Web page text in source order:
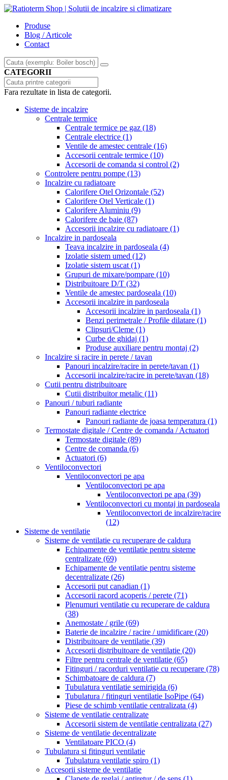
Produse
Blog / Articole
Contact
CATEGORII
Fara rezultate in lista de categorii.
Sisteme de incalzire
Centrale termice
Centrale termice pe gaz (18)
Centrale electrice (1)
Ventile de amestec centrale (16)
Accesorii centrale termice (10)
Accesorii de comanda si control (2)
Controlere pentru pompe (13)
Incalzire cu radiatoare
Calorifere Otel Orizontale (52)
Calorifere Otel Verticale (1)
Calorifere Aluminiu (9)
Calorifere de baie (87)
Accesorii incalzire cu radiatoare (1)
Incalzire in pardoseala
Teava incalzire in pardoseala (4)
Izolatie sistem umed (12)
Izolatie sistem uscat (1)
Grupuri de mixare/pompare (10)
Distribuitoare D/T (32)
Ventile de amestec pardoseala (10)
Accesorii incalzire in pardoseala
Accesorii incalzire in pardoseala (1)
Benzi perimetrale / Profile dilatare (1)
Clipsuri/Cleme (1)
Curbe de ghidaj (1)
Produse auxiliare pentru montaj (2)
Incalzire si racire in perete / tavan
Panouri incalzire/racire in perete/tavan (1)
Accesorii incalzire/racire in perete/tavan (18)
Cutii pentru distribuitoare
Cutii distribuitor metalic (11)
Panouri / tuburi radiante
Panouri radiante electrice
Panouri radiante de joasa temperatura (1)
Termostate digitale / Centre de comanda / Actuatori
Termostate digitale (89)
Centre de comanda (6)
Actuatori (6)
Ventiloconvectori
Ventiloconvectori pe apa
Ventiloconvectori pe apa
Ventiloconvectori pe apa (39)
Ventiloconvectori cu montaj in pardoseala
Ventiloconvectori de incalzire/racire
(12)
Sisteme de ventilatie
Sisteme de ventilatie cu recuperare de caldura
Echipamente de ventilatie pentru sisteme
centralizate (69)
Echipamente de ventilatie pentru sisteme
decentralizate (26)
Accesorii put canadian (1)
Accesorii racord acoperis / perete (71)
Plenumuri ventilatie cu recuperare de caldura
(38)
Anemostate / grile (69)
Baterie de incalzire / racire / umidificare (20)
Distribuitoare de ventilatie (39)
Accesorii distribuitoare de ventilatie (20)
Filtre pentru centrale de ventilatie (65)
Fitinguri / racorduri ventilatie cu recuperare (78)
Schimbatoare de caldura (7)
Tubulatura ventilatie semirigida (6)
Tubulatura / fitinguri ventilatie IsoPipe (64)
Piese de schimb ventilatie centralizata (4)
Sisteme de ventilatie centralizate
Accesorii sistem de ventilatie centralizata (27)
Sisteme de ventilatie decentralizate
Ventilatoare PICO (4)
Tubulatura si fitinguri ventilatie
Tubulatura ventilatie spiro (1)
Accesorii sisteme de ventilatie